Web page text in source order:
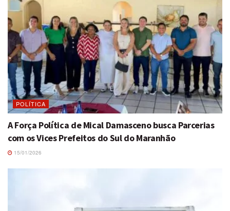
POLÍTICA
A Força Política de Mical Damasceno busca Parcerias
com os Vices Prefeitos do Sul do Maranhão
15/01/2026